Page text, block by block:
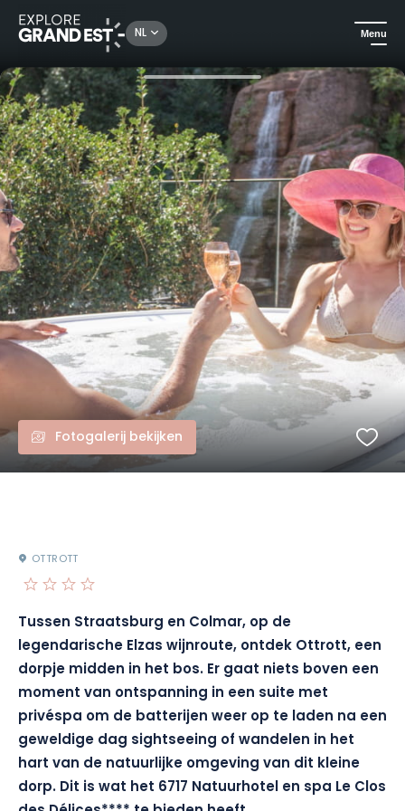
NL Menu
Kijk je ogen uit in de Grand Est Trakteer uzelf op een privé Spa Suite in 6717 Nature hotel en spa Le Clos des Délices****
Fotogalerij bekijken
OTTROTT
Tussen Straatsburg en Colmar, op de
legendarische Elzas wijnroute, ontdek Ottrott, een
dorpje midden in het bos. Er gaat niets boven een
moment van ontspanning in een suite met
privéspa om de batterijen weer op te laden na een
geweldige dag sightseeing of wandelen in het
hart van de natuurlijke omgeving van dit kleine
dorp. Dit is wat het 6717 Natuurhotel en spa Le Clos